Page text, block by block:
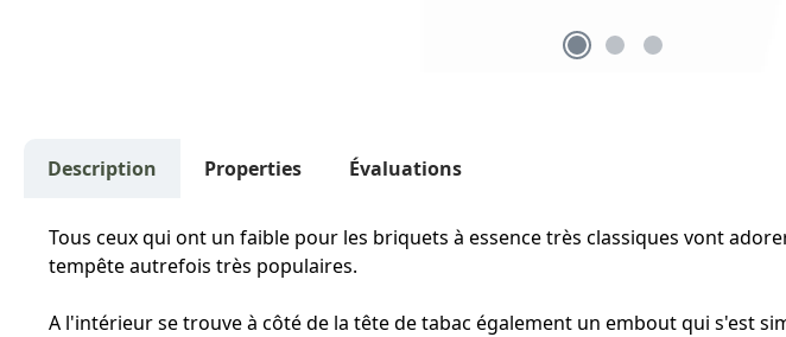
Description Properties Évaluations
Tous ceux qui ont un faible pour les briquets à essence très classiques vont
tempête autrefois très populaires.
A l'intérieur se trouve à côté de la tête de tabac également un embout qui s'est